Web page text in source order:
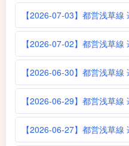
【2026-07-03】都営浅草線
【2026-07-02】都営浅草線
【2026-06-30】都営浅草線
【2026-06-29】都営浅草線
【2026-06-27】都営浅草線